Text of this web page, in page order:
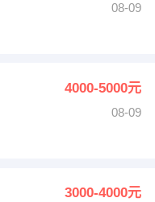
08-09
4000-5000元
08-09
3000-4000元